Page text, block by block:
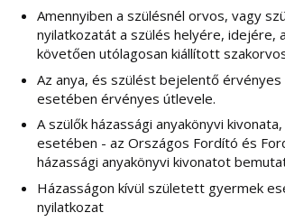
Amennyiben a szülésnél orvos, vagy
nyilatkozatát a szülés helyére, idejére,
követően utólagosan kiállított
Az anya, és szülést bejelentő
esetében érvényes útlevele.
A szülők házassági anyakönyvi
esetében - az Országos Fordító és
házassági anyakönyvi kivonatot
Házasságon kívül született gyermek
nyilatkozat